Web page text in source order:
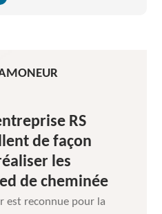
RS
de façon
les
de cheminée
est reconnue pour la